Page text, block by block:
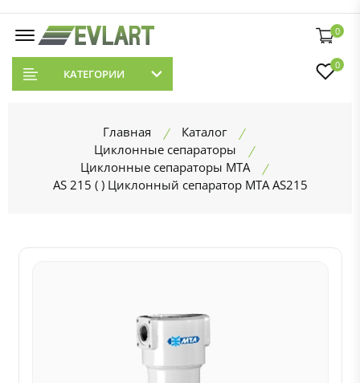
0
КАТЕГОРИИ
0
Главная
Каталог
Циклонные сепараторы
Циклонные сепараторы MTA
AS 215 ( ) Циклонный сепаратор MTA AS215